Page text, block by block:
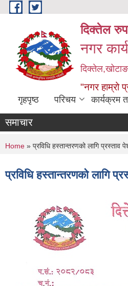
Skip to main content
दिक्तेल
नगर
"नगर हाम्रो
गृहपृष्ठ परिचय कार्यक्रम
समाचार
You are here
Home » प्रविधि हस्तान्तरणको लागि
प्रविधि हस्तान्तरणको लागि